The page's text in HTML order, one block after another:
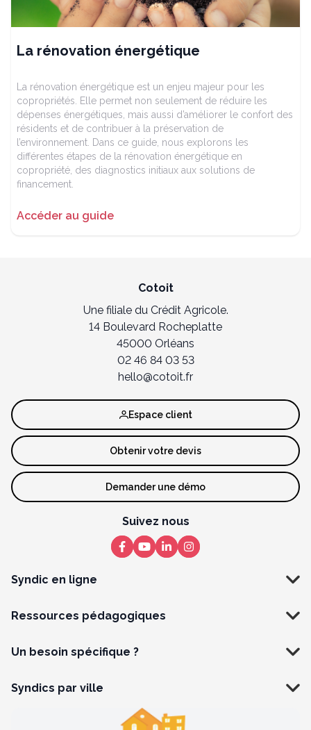
La rénovation énergétique
La rénovation énergétique est un enjeu majeur pour les
copropriétés. Elle permet non seulement de réduire les
dépenses énergétiques, mais aussi d’améliorer le confort des
résidents et de contribuer à la préservation de
l’environnement. Dans ce guide, nous explorons les
différentes étapes de la rénovation énergétique en
copropriété, des diagnostics initiaux aux solutions de
financement.
Accéder au guide
Cotoit
Une filiale du Crédit Agricole.
14 Boulevard Rocheplatte
45000 Orléans
02 46 84 03 53
hello@cotoit.fr
Syndic en ligne
Ressources pédagogiques
Un besoin spécifique ?
Espace client
Obtenir votre devis
Demander une démo
Suivez nous
Syndics par ville